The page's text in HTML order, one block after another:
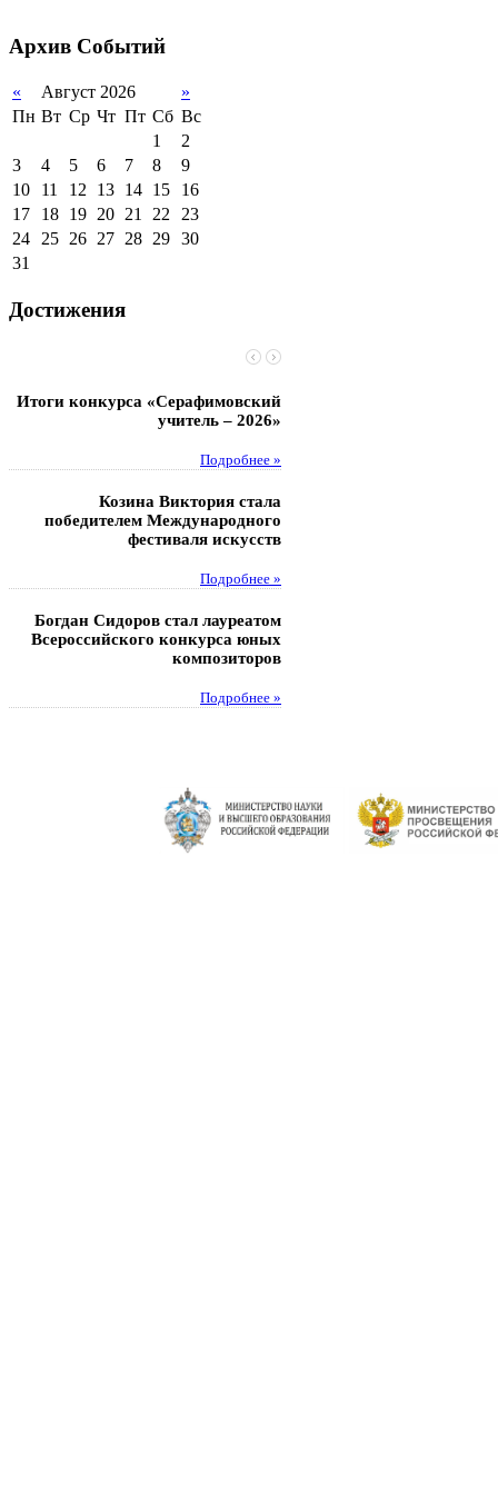
поддержки обучающихся
сотрудничество
Организация питания в
образовательной
организации
Архив Событий
« Август 2026
»
Пн Вт Ср Чт Пт Сб Вс
1
2
3
4 5 6 7 8
9
10
11 12 13 14 15
16
17
18 19 20 21 22 23
24 25 26 27 28 29 30
31
Достижения
Итоги конкурса «Серафимовский
учитель – 2026»
Подробнее »
Козина Виктория стала
победителем Международного
фестиваля искусств
Подробнее »
Богдан Сидоров стал лауреатом
Всероссийского конкурса юных
композиторов
Подробнее »